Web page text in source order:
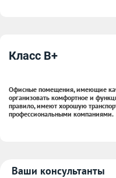
Класс B+
Офисные помещения, имеющие
организовать комфортное и
правило, имеют хорошую
профессиональными компаниями.
Ваши консультанты